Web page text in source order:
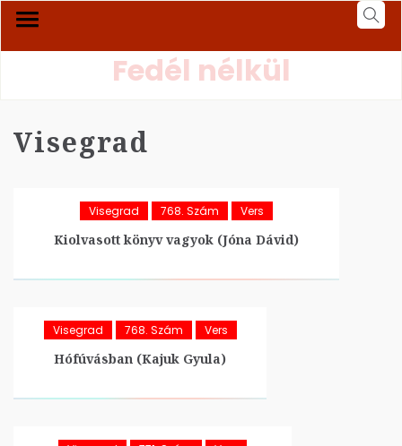
Fedél nélkül
Visegrad
Visegrad 768. Szám Vers
Kiolvasott könyv vagyok (Jóna Dávid)
Visegrad 768. Szám Vers
Hófúvásban (Kajuk Gyula)